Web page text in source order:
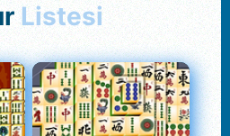
Listesi